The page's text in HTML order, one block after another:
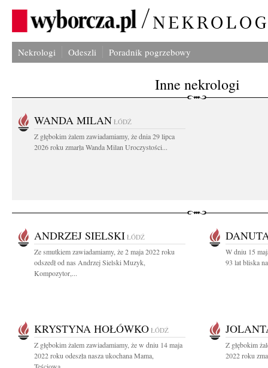
Nekrologi Odeszli Poradnik pogrzebowy
Inne nekrologi
WANDA MILAN ŁÓDŹ
Z głębokim żalem zawiadamiamy, że dnia 29 lipca
2026 roku zmarła Wanda Milan Uroczystości...
ANDRZEJ SIELSKI ŁÓDŹ
Ze smutkiem zawiadamiamy, że 2 maja 2022 roku
odszedł od nas Andrzej Sielski Muzyk,
Kompozytor,...
W dniu 15
93 lat bliska
KRYSTYNA HOŁÓWKO ŁÓDŹ
Z głębokim żalem zawiadamiamy, że w dniu 14 maja
2022 roku odeszła nasza ukochana Mama,
Z głębokim
2022 roku